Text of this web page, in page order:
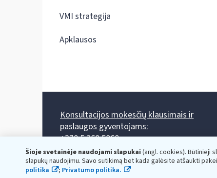
Šioje svetainėje naudojami slapukai(angl. cookies). Būtinieji
slapukų naudojimu. Savo sutikimą bet kada galėsite atšaukti
politika
; Privatumo politika.
VMI strategija
Apklausos
Konsultacijos mokesčių klausimais ir
paslaugos gyventojams:
+370 5 260 5060
Darbo laikas: I-IV 8.00-17.00, V 8.00-15.45.
Prieššventinę dieną - viena valanda trumpiau.
Kiekvieno mėnesio antrą penktadienį 8.00 val. - 12.00 val.